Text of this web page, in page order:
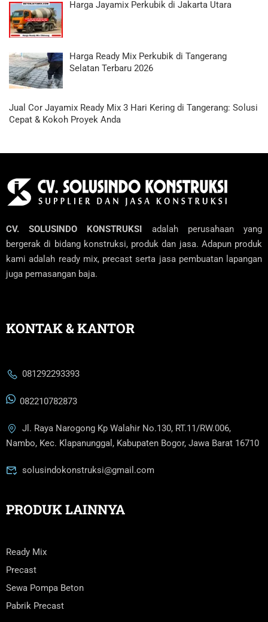
Harga Jayamix Perkubik di Jakarta Utara
Harga Ready Mix Perkubik di Tangerang
Selatan Terbaru 2026
Jual Cor Jayamix Ready Mix 3 Hari Kering di Tangerang: Solusi
Cepat & Kokoh Proyek Anda
CV. SOLUSINDO KONSTRUKSI adalah perusahaan yang
bergerak di bidang konstruksi, produk dan jasa. Adapun produk
kami adalah ready mix, precast serta jasa pembuatan lapangan
juga pemasangan baja.
KONTAK & KANTOR
081292293393
082210782873
Jl. Raya Narogong Kp Walahir No.130, RT.11/RW.006,
Nambo, Kec. Klapanunggal, Kabupaten Bogor, Jawa Barat 16710
solusindokonstruksi@gmail.com
PRODUK LAINNYA
Ready Mix
Precast
Sewa Pompa Beton
Pabrik Precast